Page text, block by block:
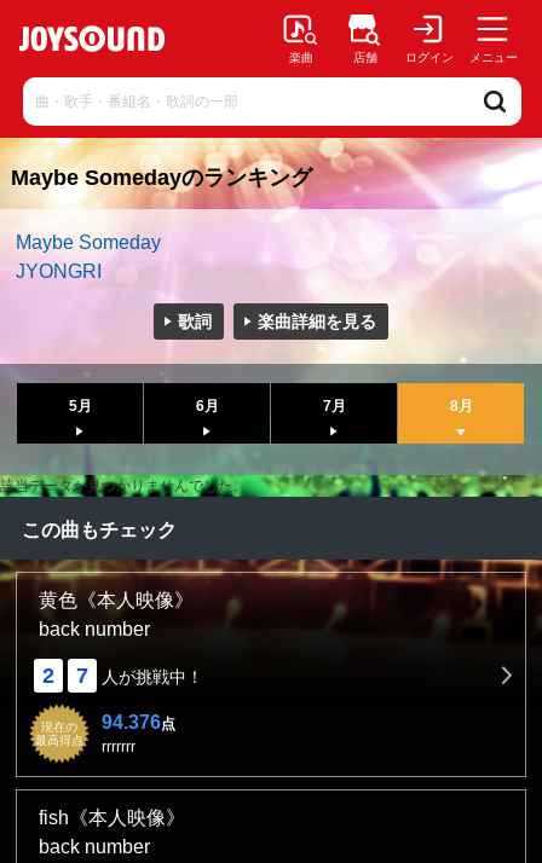
楽曲 店舗 ログイン メニュー
Maybe Somedayのランキング
Maybe Someday
JYONGRI
歌詞 楽曲詳細を見る
5月 6月 7月 8月
該当データが見つかりませんでした。
この曲もチェック
黄色《本人映像》
back number
2 7 人が挑戦中！
現在の
最高得点
94.376点
rrrrrrr
fish《本人映像》
back number